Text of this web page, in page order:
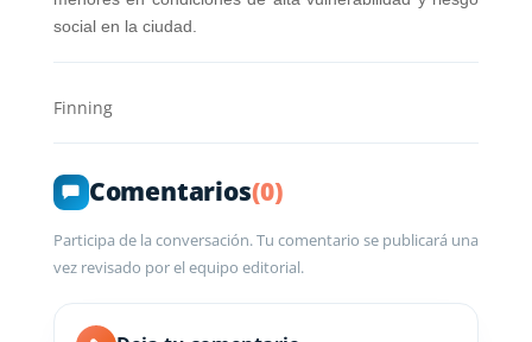
social en la ciudad.
Finning
Comentarios(0)
Participa de la conversación. Tu comentario se publicará una
vez revisado por el equipo editorial.